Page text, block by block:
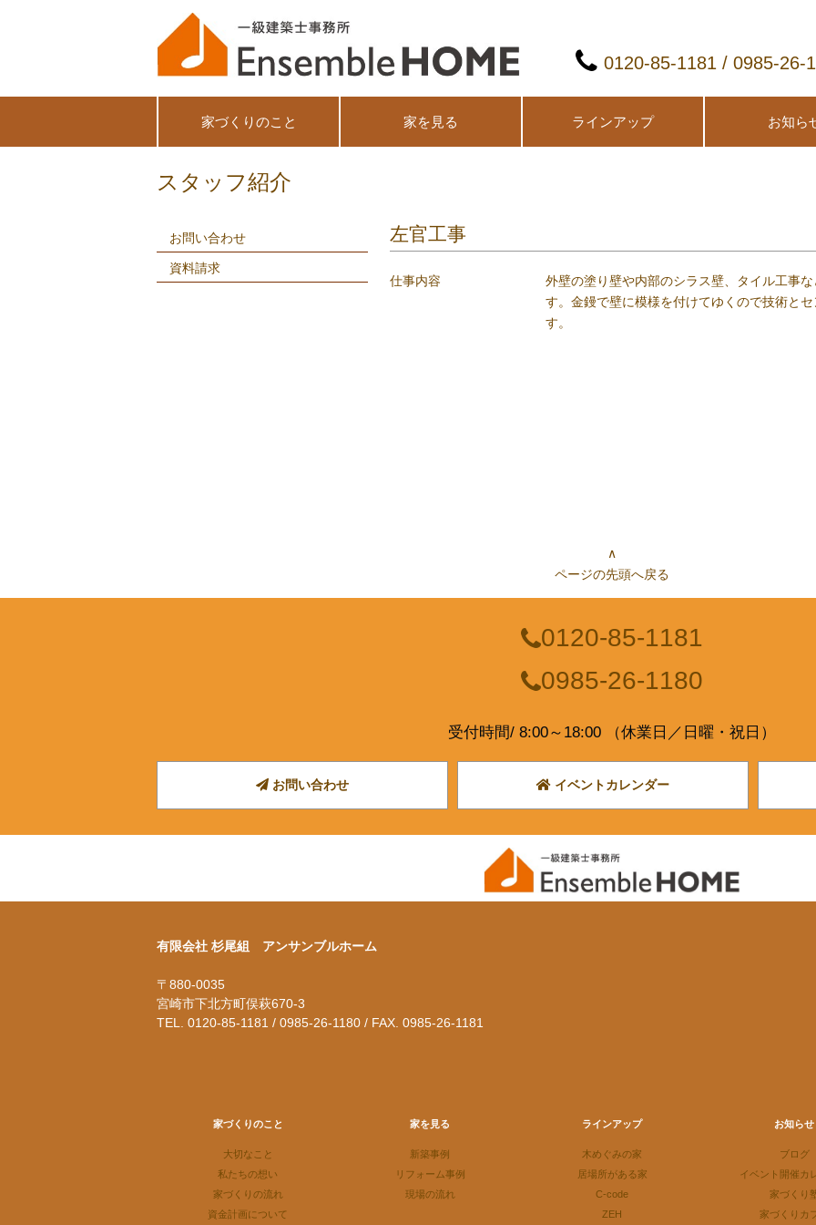
0120-85-1181 / 0985-26-
家づくりのこと 家を見る ラインアップ お知ら
スタッフ紹介
お問い合わせ
資料請求
左官工事
仕事内容
外壁の塗り壁や内部のシラス壁、タイル工事
す。金鏝で壁に模様を付けてゆくので技術と
す。
∧
ページの先頭へ戻る
0120-85-1181
0985-26-1180
受付時間/ 8:00～18:00 （休業日／日曜・祝日）
お問い合わせ イベントカレンダー
有限会社 杉尾組 アンサンブルホーム
〒880-0035
宮崎市下北方町俣萩670-3
TEL. 0120-85-1181 / 0985-26-1180 / FAX. 0985-26-1181
家づくりのこと
大切なこと
私たちの想い
家づくりの流れ
資金計画について
家を見る
新築事例
リフォーム事例
現場の流れ
ラインアップ
木めぐみの家
居場所がある家
C-code
ZEH
お知らせ
ブログ
イベント開催カ
家づくり
家づくりカ